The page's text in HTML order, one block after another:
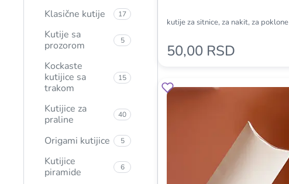
Klasične kutije 17
Kutije sa
prozorom
5
Kockaste
kutijice sa
trakom
15
Kutijice za
praline
40
Origami kutijice 5
Kutijice
piramide
6
kutije za sitnice, za nakit, za poklone
50,00 RSD